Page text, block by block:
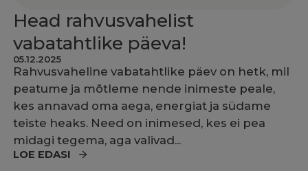
Head rahvusvahelist
vabatahtlike päeva!
05.12.2025
Rahvusvaheline vabatahtlike päev on hetk, mil
peatume ja mõtleme nende inimeste peale,
kes annavad oma aega, energiat ja südame
teiste heaks. Need on inimesed, kes ei pea
midagi tegema, aga valivad...
LOE EDASI